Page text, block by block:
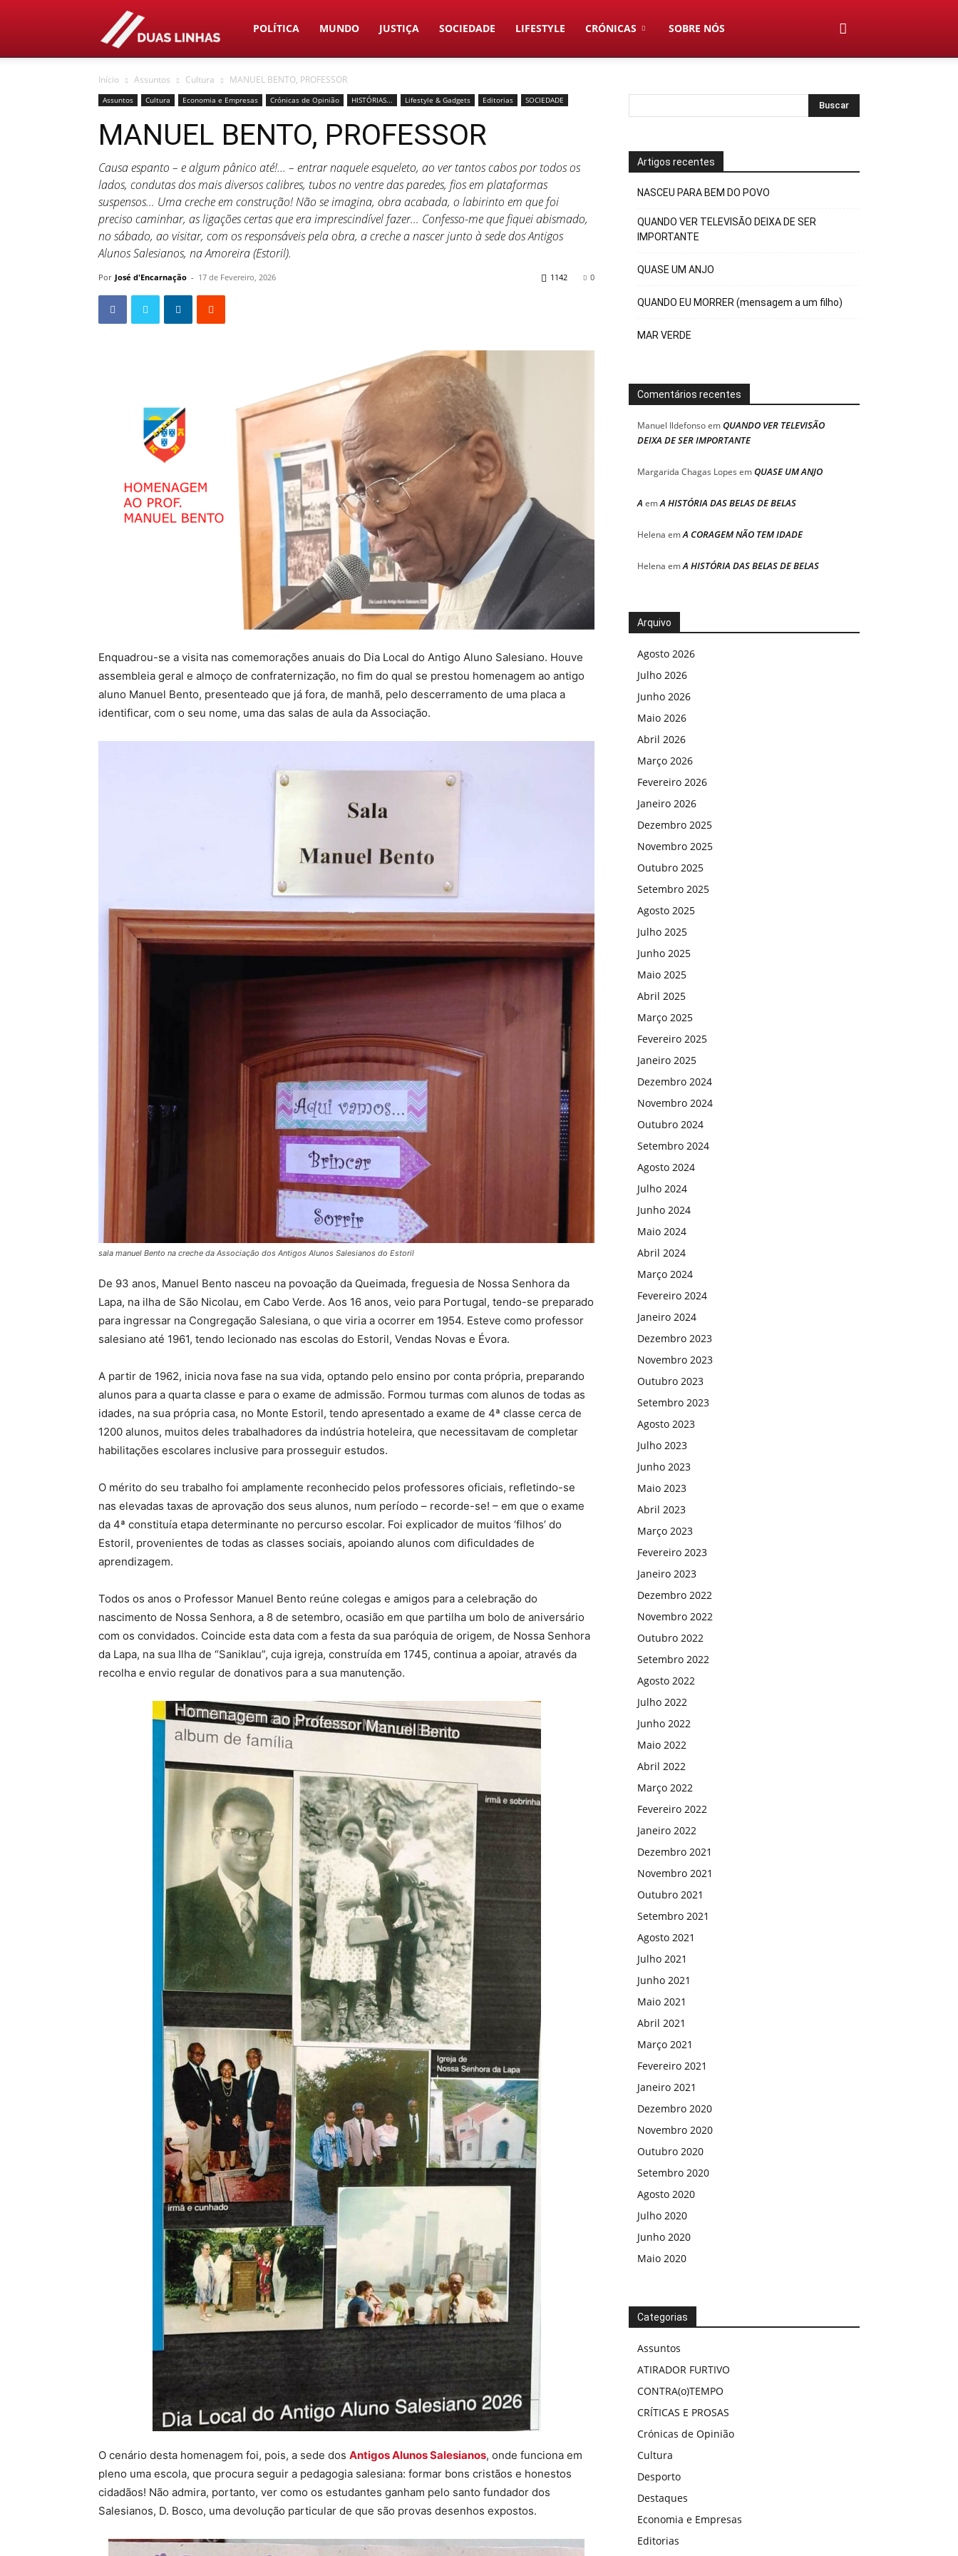
Duas
Linhas
POLÍTICA MUNDO JUSTIÇA SOCIEDADE LIFESTYLE CRÓNICAS SOBRE NÓS
Início Assuntos Cultura MANUEL BENTO, PROFESSOR
Assuntos Cultura Economia e Empresas Crónicas de Opinião HISTÓRIAS... Lifestyle & Gadgets Editorias SOCIEDADE
MANUEL BENTO, PROFESSOR
Causa espanto – e algum pânico até!... – entrar naquele esqueleto, ao ver tantos cabos por todos os
lados, condutas dos mais diversos calibres, tubos no ventre das paredes, fios em plataformas
suspensos… Uma creche em construção! Não se imagina, obra acabada, o labirinto em que foi
preciso caminhar, as ligações certas que era imprescindível fazer… Confesso-me que fiquei abismado,
no sábado, ao visitar, com os responsáveis pela obra, a creche a nascer junto à sede dos Antigos
Alunos Salesianos, na Amoreira (Estoril).
Por José d'Encarnação - 17 de Fevereiro, 2026 0
1142
Enquadrou-se a visita nas comemorações anuais do Dia Local do Antigo Aluno Salesiano. Houve
assembleia geral e almoço de confraternização, no fim do qual se prestou homenagem ao antigo
aluno Manuel Bento, presenteado que já fora, de manhã, pelo descerramento de uma placa a
identificar, com o seu nome, uma das salas de aula da Associação.
sala manuel Bento na creche da Associação dos Antigos Alunos Salesianos do Estoril
De 93 anos, Manuel Bento nasceu na povoação da Queimada, freguesia de Nossa Senhora da
Lapa, na ilha de São Nicolau, em Cabo Verde. Aos 16 anos, veio para Portugal, tendo-se preparado
para ingressar na Congregação Salesiana, o que viria a ocorrer em 1954. Esteve como professor
salesiano até 1961, tendo lecionado nas escolas do Estoril, Vendas Novas e Évora.
A partir de 1962, inicia nova fase na sua vida, optando pelo ensino por conta própria, preparando
alunos para a quarta classe e para o exame de admissão. Formou turmas com alunos de todas as
idades, na sua própria casa, no Monte Estoril, tendo apresentado a exame de 4ª classe cerca de
1200 alunos, muitos deles trabalhadores da indústria hoteleira, que necessitavam de completar
habilitações escolares inclusive para prosseguir estudos.
O mérito do seu trabalho foi amplamente reconhecido pelos professores oficiais, refletindo-se
nas elevadas taxas de aprovação dos seus alunos, num período – recorde-se! – em que o exame
da 4ª constituía etapa determinante no percurso escolar. Foi explicador de muitos ‘filhos’ do
Estoril, provenientes de todas as classes sociais, apoiando alunos com dificuldades de
aprendizagem.
Todos os anos o Professor Manuel Bento reúne colegas e amigos para a celebração do
nascimento de Nossa Senhora, a 8 de setembro, ocasião em que partilha um bolo de aniversário
com os convidados. Coincide esta data com a festa da sua paróquia de origem, de Nossa Senhora
da Lapa, na sua Ilha de “Saniklau”, cuja igreja, construída em 1745, continua a apoiar, através da
recolha e envio regular de donativos para a sua manutenção.
O cenário desta homenagem foi, pois, a sede dos Antigos Alunos Salesianos, onde funciona em
pleno uma escola, que procura seguir a pedagogia salesiana: formar bons cristãos e honestos
cidadãos! Não admira, portanto, ver como os estudantes ganham pelo santo fundador dos
Salesianos, D. Bosco, uma devolução particular de que são provas desenhos expostos.
Artigos recentes
NASCEU PARA BEM DO POVO
QUANDO VER TELEVISÃO DEIXA DE SER
IMPORTANTE
QUASE UM ANJO
QUANDO EU MORRER (mensagem a um filho)
MAR VERDE
Comentários recentes
Manuel IldefonsoemQUANDO VER TELEVISÃO
DEIXA DE SER IMPORTANTE
Margarida Chagas Lopes emQUASE UM ANJO
A emA HISTÓRIA DAS BELAS DE BELAS
Helena emA CORAGEM NÃO TEM IDADE
Helena emA HISTÓRIA DAS BELAS DE BELAS
Arquivo
Agosto 2026
Julho 2026
Junho 2026
Maio 2026
Abril 2026
Março 2026
Fevereiro 2026
Janeiro 2026
Dezembro 2025
Novembro 2025
Outubro 2025
Setembro 2025
Agosto 2025
Julho 2025
Junho 2025
Maio 2025
Abril 2025
Março 2025
Fevereiro 2025
Janeiro 2025
Dezembro 2024
Novembro 2024
Outubro 2024
Setembro 2024
Agosto 2024
Julho 2024
Junho 2024
Maio 2024
Abril 2024
Março 2024
Fevereiro 2024
Janeiro 2024
Dezembro 2023
Novembro 2023
Outubro 2023
Setembro 2023
Agosto 2023
Julho 2023
Junho 2023
Maio 2023
Abril 2023
Março 2023
Fevereiro 2023
Janeiro 2023
Dezembro 2022
Novembro 2022
Outubro 2022
Setembro 2022
Agosto 2022
Julho 2022
Junho 2022
Maio 2022
Abril 2022
Março 2022
Fevereiro 2022
Janeiro 2022
Dezembro 2021
Novembro 2021
Outubro 2021
Setembro 2021
Agosto 2021
Julho 2021
Junho 2021
Maio 2021
Abril 2021
Março 2021
Fevereiro 2021
Janeiro 2021
Dezembro 2020
Novembro 2020
Outubro 2020
Setembro 2020
Agosto 2020
Julho 2020
Junho 2020
Maio 2020
Categorias
Assuntos
ATIRADOR FURTIVO
CONTRA(o)TEMPO
CRÍTICAS E PROSAS
Crónicas de Opinião
Cultura
Desporto
Destaques
Economia e Empresas
Editorias